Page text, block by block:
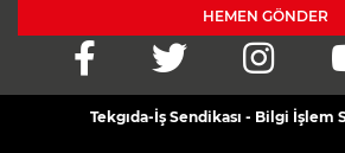
HEMEN GÖNDER
Tekgıda-İş Sendikası - Bilgi İşlem